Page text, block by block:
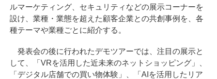
ルマーケティング、セキュリティなどの展示コーナーを
設け、業種・業態を超えた顧客企業との共創事例を、各
種テーマや業種ごとに紹介する。
発表会の後に行われたデモツアーでは、注目の展示と
して、「VRを活用した近未来のネットショッピング」、
「デジタル店舗での買い物体験」、「AIを活用したリア